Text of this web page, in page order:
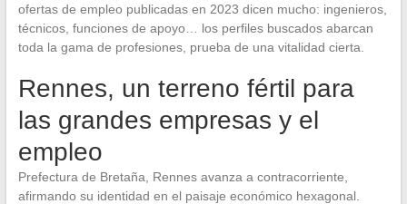
ofertas de empleo publicadas en 2023 dicen mucho: ingenieros,
técnicos, funciones de apoyo… los perfiles buscados abarcan
toda la gama de profesiones, prueba de una vitalidad cierta.
Rennes, un terreno fértil para
las grandes empresas y el
empleo
Prefectura de Bretaña, Rennes avanza a contracorriente,
afirmando su identidad en el paisaje económico hexagonal.